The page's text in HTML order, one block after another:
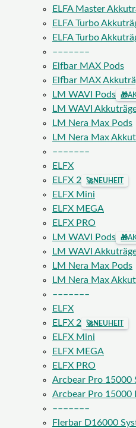
ELFA Master
ELFA Turbo
ELFA Turbo
–––––––
Elfbar MAX Pods
Elfbar MAX
LM WAVI Pods
🎁
LM WAVI
LM Nera Max Pods
LM Nera Max
–––––––
ELFX
ELFX 2
🚀NEUHEIT
ELFX Mini
ELFX MEGA
ELFX PRO
LM WAVI Pods
🎁
LM WAVI
LM Nera Max Pods
LM Nera Max
–––––––
ELFX
ELFX 2
🚀NEUHEIT
ELFX Mini
ELFX MEGA
ELFX PRO
Arcbear Pro 15000
Arcbear Pro 15000
–––––––
Flerbar D16000